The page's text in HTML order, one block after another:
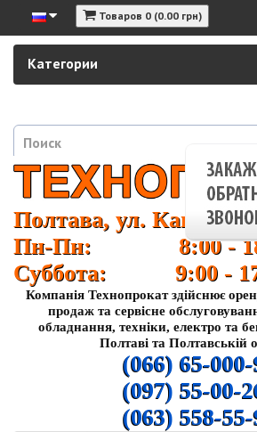
Товаров 0 (0.00 грн)
Категории
Полтава, ул.
Пн-Пн: 8:00 -
Суббота: 9:00 -
Компанія Технопрокат здійснює
продаж та сервісне
обладнання, техніки, електро та
Полтаві та Полтавській
(066) 65-
(097) 55-00-
(063) 558-